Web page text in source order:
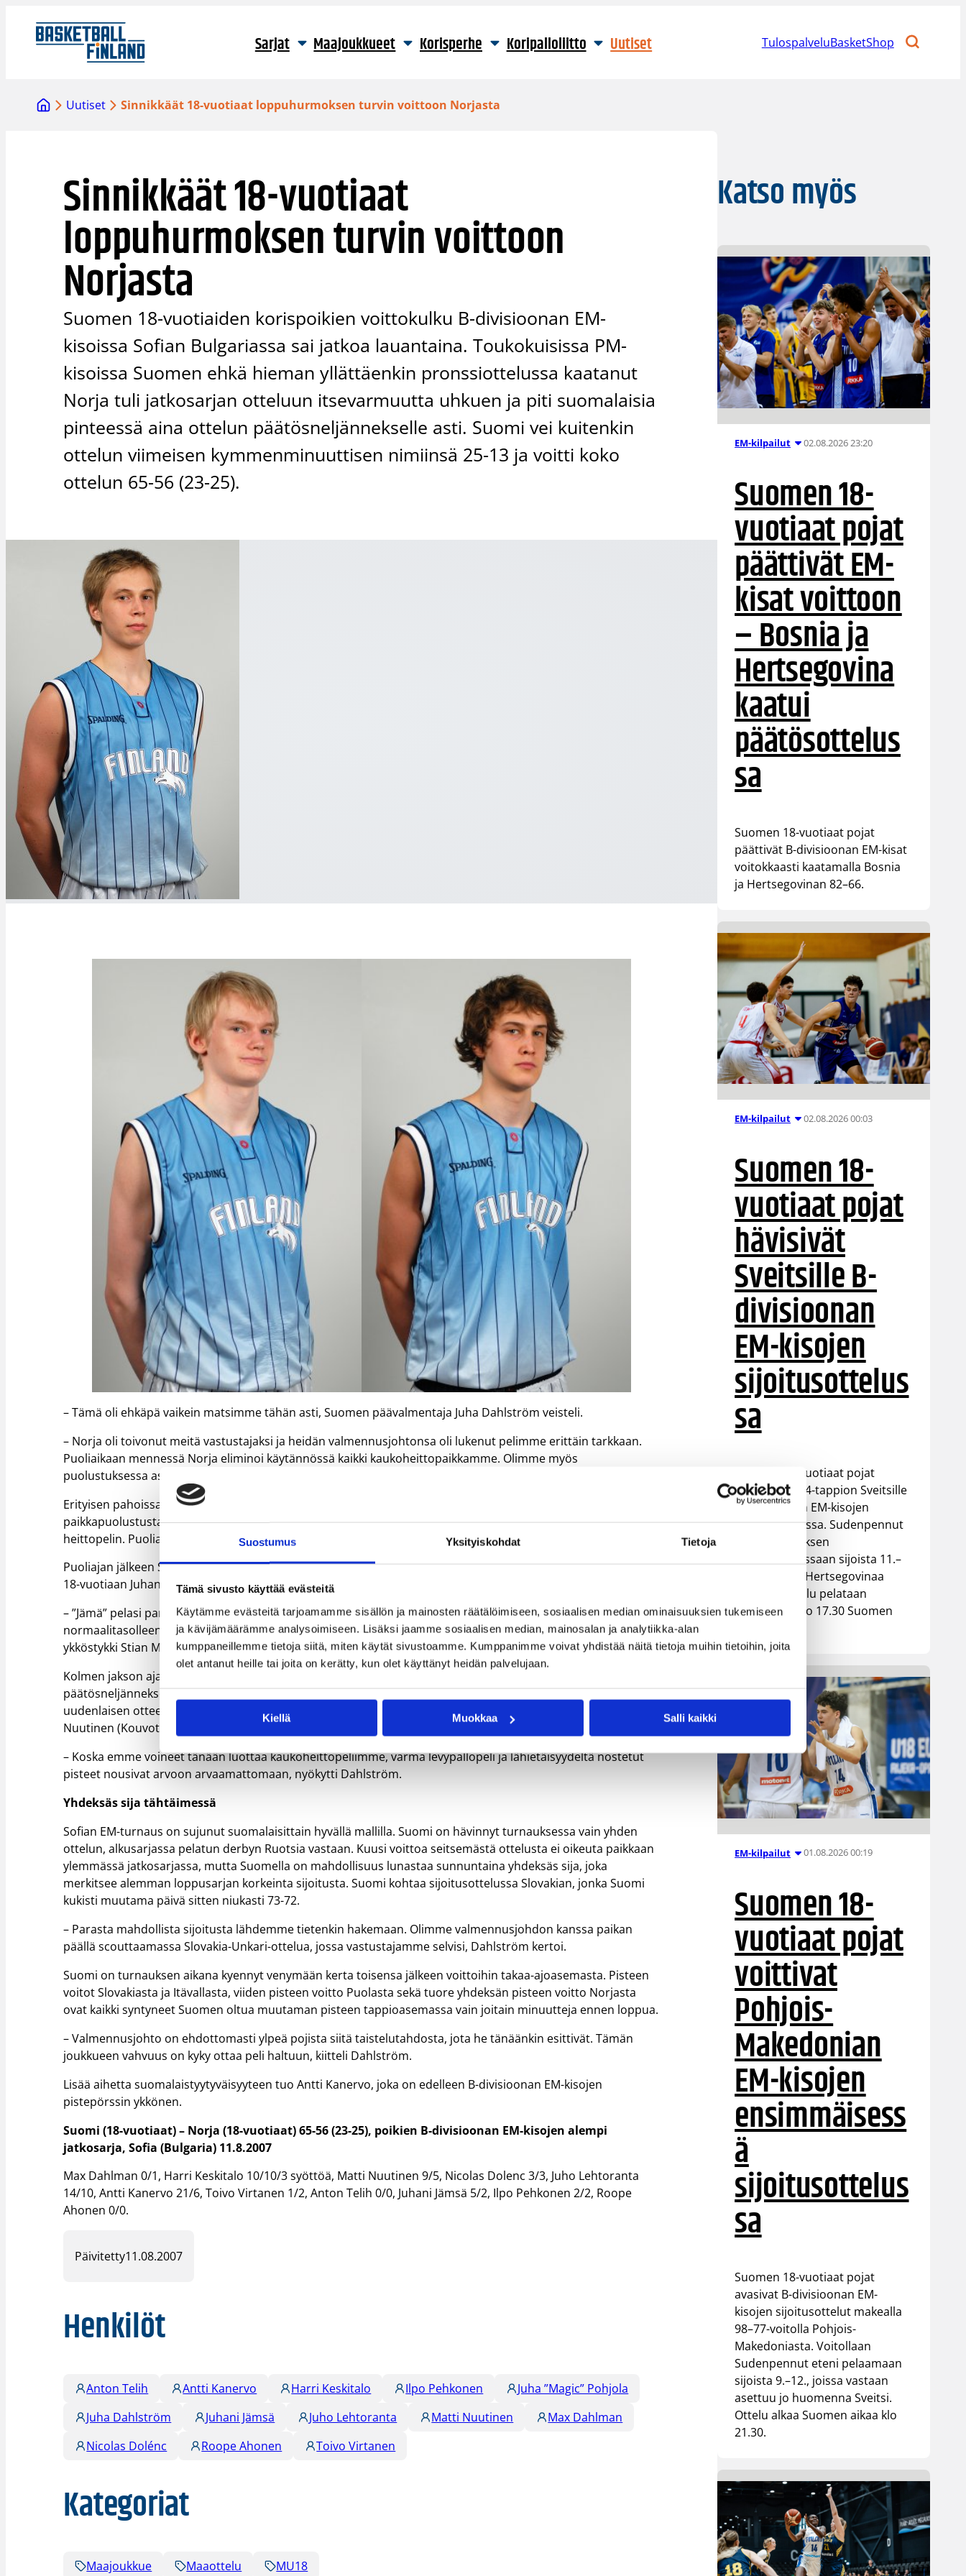
Suostumus Yksityiskohdat Tietoja
Tämä sivusto käyttää evästeitä
Käytämme evästeitä tarjoamamme sisällön ja mainosten räätälöimiseen, sosiaalisen median ominaisuuksien tukemiseen
ja kävijämäärämme analysoimiseen. Lisäksi jaamme sosiaalisen median, mainosalan ja analytiikka-alan
kumppaneillemme tietoja siitä, miten käytät sivustoamme. Kumppanimme voivat yhdistää näitä tietoja muihin tietoihin, joita
olet antanut heille tai joita on kerätty, kun olet käyttänyt heidän palvelujaan.
Kiellä Muokkaa Salli kaikki
sisältöön
Sarjat Maajoukkueet Korisperhe Koripalloliitto Uutiset TulospalveluBasketShop
Uutiset Sinnikkäät 18-vuotiaat loppuhurmoksen turvin voittoon Norjasta
Sinnikkäät 18-vuotiaat
loppuhurmoksen turvin voittoon
Norjasta
Suomen 18-vuotiaiden korispoikien voittokulku B-divisioonan EM-
kisoissa Sofian Bulgariassa sai jatkoa lauantaina. Toukokuisissa PM-
kisoissa Suomen ehkä hieman yllättäenkin pronssiottelussa kaatanut
Norja tuli jatkosarjan otteluun itsevarmuutta uhkuen ja piti suomalaisia
pinteessä aina ottelun päätösneljännekselle asti. Suomi vei kuitenkin
ottelun viimeisen kymmenminuuttisen nimiinsä 25-13 ja voitti koko
ottelun 65-56 (23-25).
– Tämä oli ehkäpä vaikein matsimme tähän asti, Suomen päävalmentaja Juha Dahlström veisteli.
– Norja oli toivonut meitä vastustajaksi ja heidän valmennusjohtonsa oli lukenut pelimme erittäin tarkkaan.
Puoliaikaan mennessä Norja eliminoi käytännössä kaikki kaukoheittopaikkamme. Olimme myös
puolustuksessa askeleen jäljessä, kun Norja vei 1-1-tilanteissa meitä hetkittäin aika helponnäköisesti.
Erityisen pahoissa ongelmissa oli Suomen takamiesosasto. Norja pelasi muutoin normaalia
paikkapuolustusta, mutta loi painetta pelintekijään sekä vaihtoi kaikki screenit estääkseen Suomen
heittopelin. Puoliajalla Norja johti 23-25.
Puoliajan jälkeen Suomi löysi laajasta kalustostaan jälleen uuden sankarin. Dahlström marssitti pelinjohtajaksi
18-vuotiaan Juhani Jämsän (ToPo).
– ”Jämä” pelasi parhaan ottelunsa tähän asti. Hänen pelijohtonsa vapautti runkopelaajamme
normaalitasolleen, jonka lisäksi Jämsä puolusti Ilpo Pehkosen (ToPo) ja Anton Telihin (HNMKY) kanssa Norjan
ykköstykki Stian Mjoesin 14 pisteeseen.
Kolmen jakson ajan Norjan erikoispuolustuksessa takellellut Antti Kanervo (BC Jyväskylä) löysi
päätösneljänneksellä vireensä ja alkoi nakuttaa palloa sisään puolinopeista. Suomi sai myös aivan
uudenlaisen otteen korinaluspelistä, kun Juho Lehtoranta (KTP), Harri Keskitalo (BC Jyväskylä) ja Matti
Nuutinen (Kouvot) repivät yhteensä 25 levypalloa.
– Koska emme voineet tänään luottaa kaukoheittopeliimme, varma levypallopeli ja lähietäisyydeltä nostetut
pisteet nousivat arvoon arvaamattomaan, nyökytti Dahlström.
Yhdeksäs sija tähtäimessä
Sofian EM-turnaus on sujunut suomalaisittain hyvällä mallilla. Suomi on hävinnyt turnauksessa vain yhden
ottelun, alkusarjassa pelatun derbyn Ruotsia vastaan. Kuusi voittoa seitsemästä ottelusta ei oikeuta paikkaan
ylemmässä jatkosarjassa, mutta Suomella on mahdollisuus lunastaa sunnuntaina yhdeksäs sija, joka
merkitsee alemman loppusarjan korkeinta sijoitusta. Suomi kohtaa sijoitusottelussa Slovakian, jonka Suomi
kukisti muutama päivä sitten niukasti 73-72.
– Parasta mahdollista sijoitusta lähdemme tietenkin hakemaan. Olimme valmennusjohdon kanssa paikan
päällä scouttaamassa Slovakia-Unkari-ottelua, jossa vastustajamme selvisi, Dahlström kertoi.
Suomi on turnauksen aikana kyennyt venymään kerta toisensa jälkeen voittoihin takaa-ajoasemasta. Pisteen
voitot Slovakiasta ja Itävallasta, viiden pisteen voitto Puolasta sekä tuore yhdeksän pisteen voitto Norjasta
ovat kaikki syntyneet Suomen oltua muutaman pisteen tappioasemassa vain joitain minuutteja ennen loppua.
– Valmennusjohto on ehdottomasti ylpeä pojista siitä taistelutahdosta, jota he tänäänkin esittivät. Tämän
joukkueen vahvuus on kyky ottaa peli haltuun, kiitteli Dahlström.
Lisää aihetta suomalaistyytyväisyyteen tuo Antti Kanervo, joka on edelleen B-divisioonan EM-kisojen
pistepörssin ykkönen.
Suomi (18-vuotiaat) – Norja (18-vuotiaat) 65-56 (23-25), poikien B-divisioonan EM-kisojen alempi
jatkosarja, Sofia (Bulgaria) 11.8.2007
Max Dahlman 0/1, Harri Keskitalo 10/10/3 syöttöä, Matti Nuutinen 9/5, Nicolas Dolenc 3/3, Juho Lehtoranta
14/10, Antti Kanervo 21/6, Toivo Virtanen 1/2, Anton Telih 0/0, Juhani Jämsä 5/2, Ilpo Pehkonen 2/2, Roope
Ahonen 0/0.
Päivitetty11.08.2007
Henkilöt
Anton Telih Antti Kanervo Harri Keskitalo Ilpo Pehkonen
Juha ”Magic” Pohjola
Juha Dahlström
Juhani Jämsä Juho Lehtoranta Matti Nuutinen
Max Dahlman
Nicolas Dolénc
Roope Ahonen Toivo Virtanen
Kategoriat
Maajoukkue Maaottelu MU18
Katso myös
EM-kilpailut 02.08.2026 23:20
Suomen 18-
vuotiaat pojat
päättivät EM-
kisat voittoon
– Bosnia ja
Hertsegovina
kaatui
päätösottelus
sa
Suomen 18-vuotiaat pojat
päättivät B-divisioonan EM-kisat
voitokkaasti kaatamalla Bosnia
ja Hertsegovinan 82–66.
EM-kilpailut 02.08.2026 00:03
Suomen 18-
vuotiaat pojat
hävisivät
Sveitsille B-
divisioonan
EM-kisojen
sijoitusottelus
sa
Suomen 18-vuotiaat pojat
kärsivät 66–84-tappion Sveitsille
B-divisioonan EM-kisojen
sijoitusottelussa. Sudenpennut
pelaa turnauksen
päätösottelussaan sijoista 11.–
12. Bosnia ja Hertsegovinaa
vastaan. Ottelu pelataan
huomenna klo 17.30 Suomen
EM-kilpailut 01.08.2026 00:19
Suomen 18-
vuotiaat pojat
voittivat
Pohjois-
Makedonian
EM-kisojen
ensimmäisess
ä
sijoitusottelus
sa
Suomen 18-vuotiaat pojat
avasivat B-divisioonan EM-
kisojen sijoitusottelut makealla
98–77-voitolla Pohjois-
Makedoniasta. Voitollaan
Sudenpennut eteni pelaamaan
sijoista 9.–12., joissa vastaan
asettuu jo huomenna Sveitsi.
Ottelu alkaa Suomen aikaa klo
21.30.